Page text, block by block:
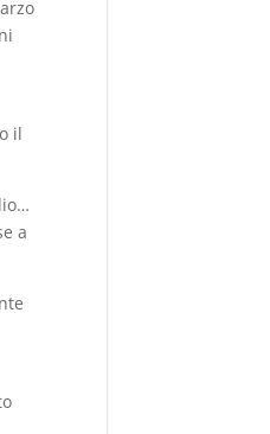
il
a